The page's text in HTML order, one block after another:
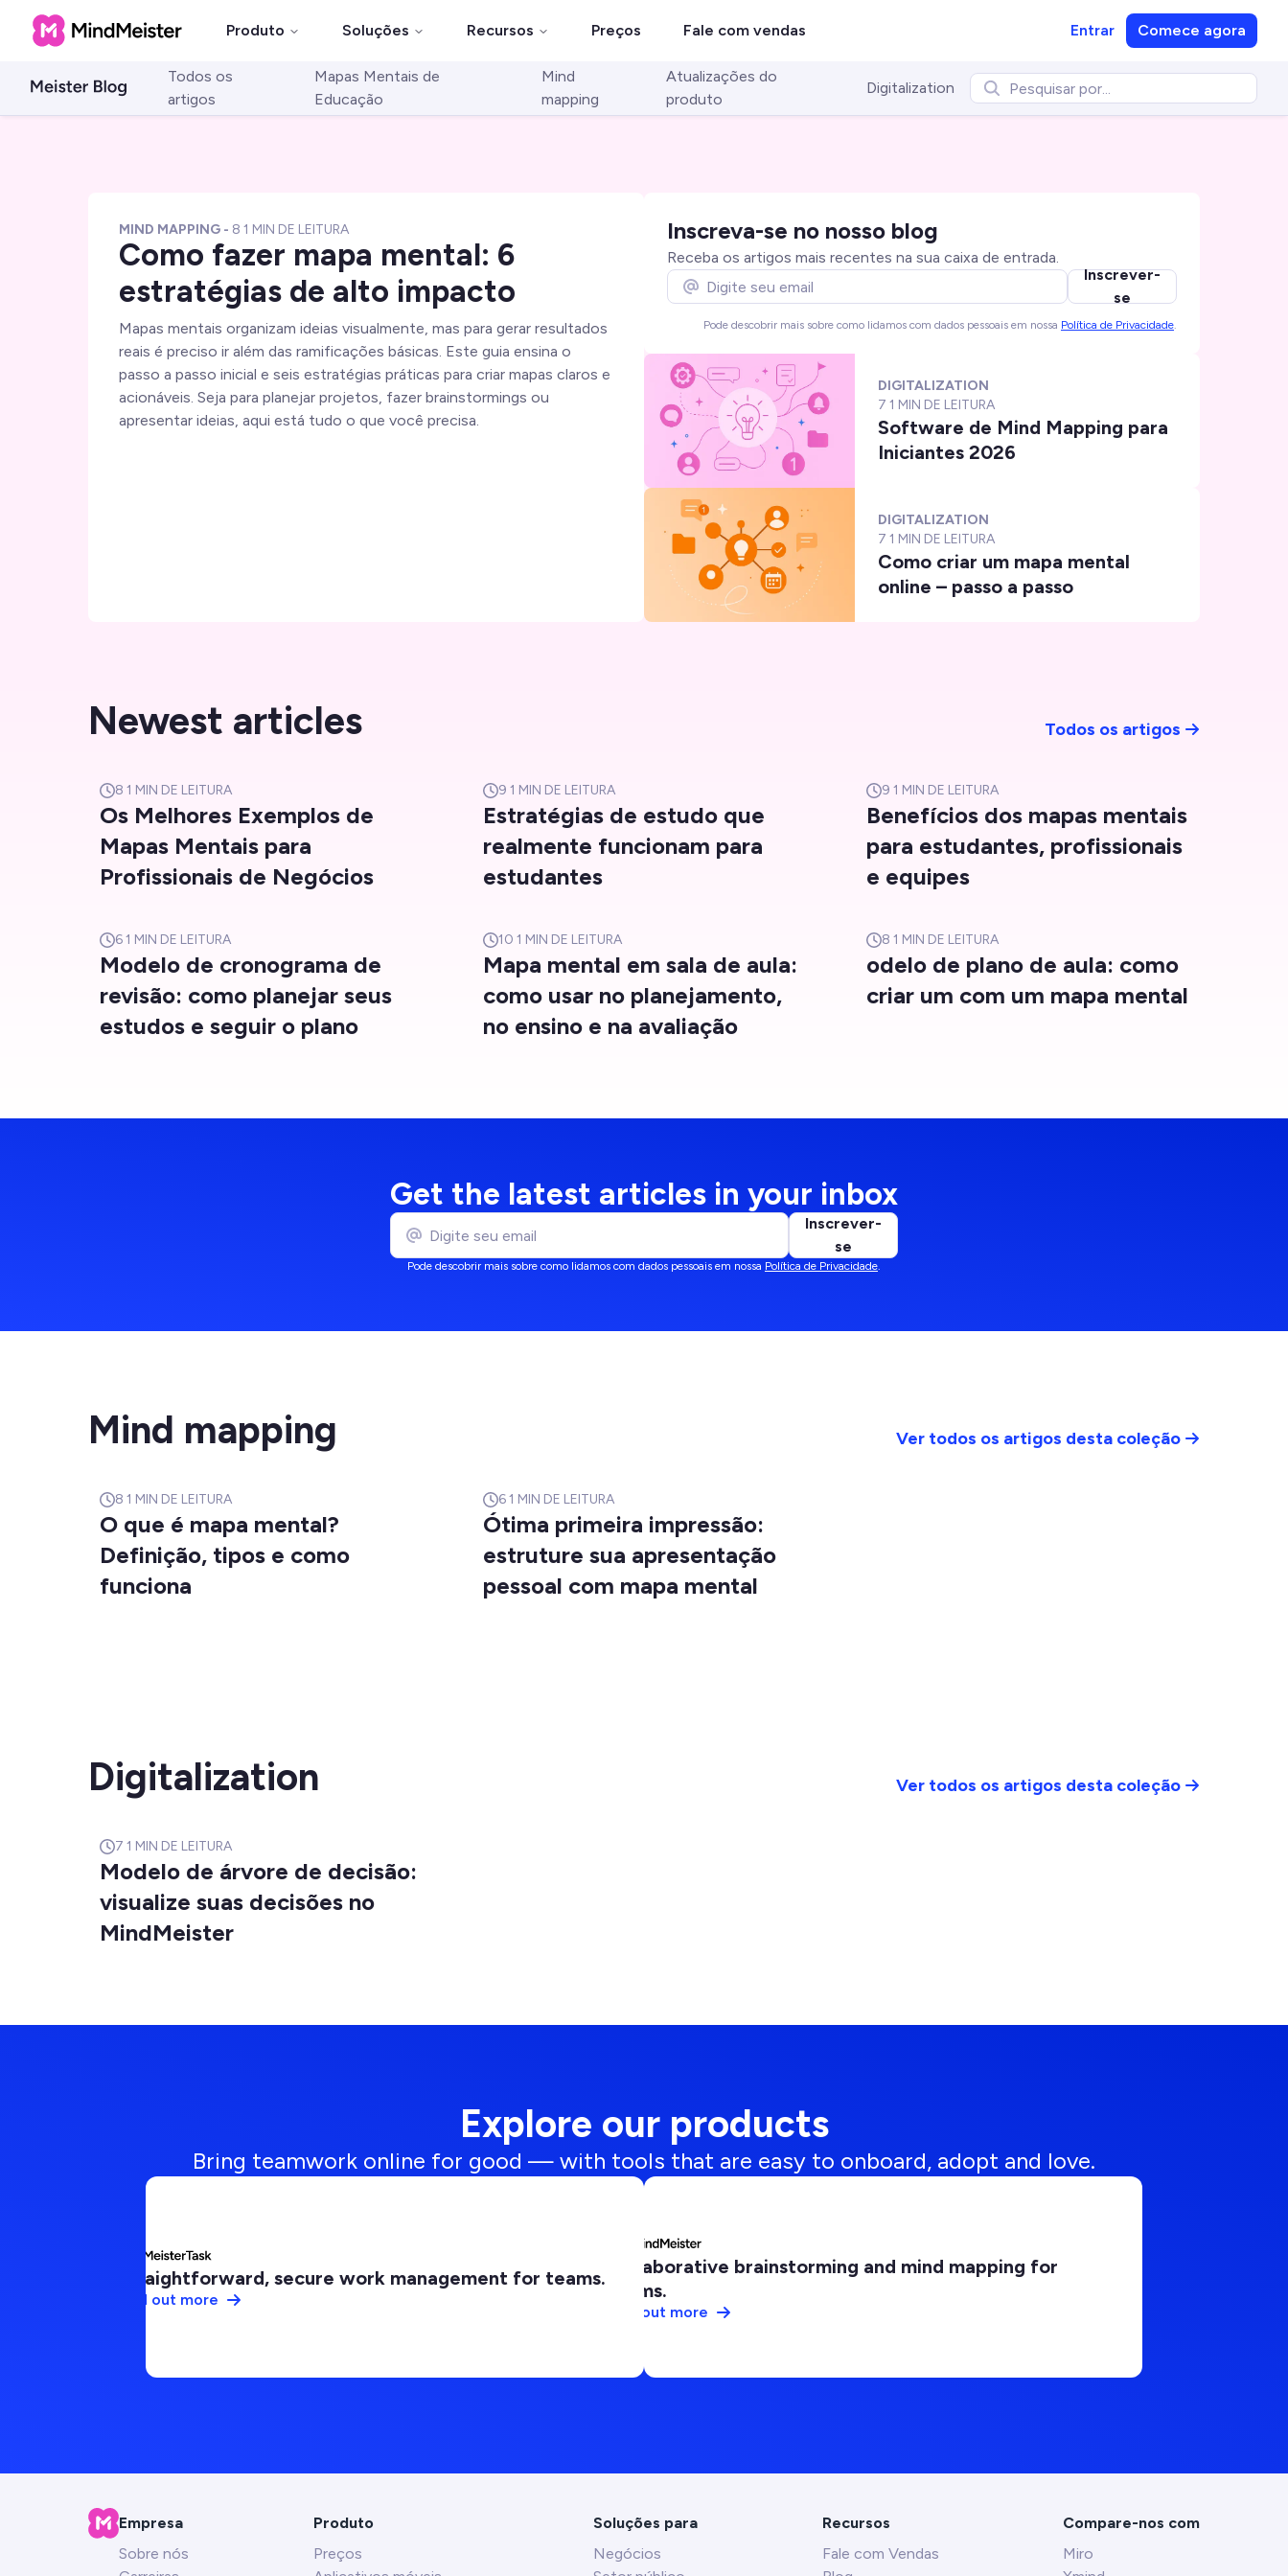
Produto Soluções Recursos Preços Fale com vendas Entrar Comece agora
Todos os
artigos
Mapas Mentais de
Educação
Mind
mapping
Atualizações do
produto
Digitalization
MIND MAPPING - 8 1 MIN DE LEITURA
Como fazer mapa mental: 6
estratégias de alto impacto
Mapas mentais organizam ideias visualmente, mas para gerar resultados
reais é preciso ir além das ramificações básicas. Este guia ensina o
passo a passo inicial e seis estratégias práticas para criar mapas claros e
acionáveis. Seja para planejar projetos, fazer brainstormings ou
apresentar ideias, aqui está tudo o que você precisa.
Inscreva-se no nosso blog
Receba os artigos mais recentes na sua caixa de entrada.
Inscrever-
se
Pode descobrir mais sobre como lidamos com dados pessoais em nossa Política de Privacidade.
DIGITALIZATION
7 1 MIN DE LEITURA
Software de Mind Mapping para
Iniciantes 2026
DIGITALIZATION
7 1 MIN DE LEITURA
Como criar um mapa mental
online – passo a passo
Newest articles Todos os artigos
8 1 MIN DE LEITURA
Os Melhores Exemplos de
Mapas Mentais para
Profissionais de Negócios
9 1 MIN DE LEITURA
Estratégias de estudo que
realmente funcionam para
estudantes
9 1 MIN DE LEITURA
Benefícios dos mapas mentais
para estudantes, profissionais
e equipes
61 MIN DE LEITURA
Modelo de cronograma de
revisão: como planejar seus
estudos e seguir o plano
10 1 MIN DE LEITURA
Mapa mental em sala de aula:
como usar no planejamento,
no ensino e na avaliação
8 1 MIN DE LEITURA
odelo de plano de aula: como
criar um com um mapa mental
Get the latest articles in your inbox
Inscrever-
se
Pode descobrir mais sobre como lidamos com dados pessoais em nossa Política de Privacidade.
Mind mapping Ver todos os artigos desta coleção
8 1 MIN DE LEITURA
O que é mapa mental?
Definição, tipos e como
funciona
61 MIN DE LEITURA
Ótima primeira impressão:
estruture sua apresentação
pessoal com mapa mental
Digitalization Ver todos os artigos desta coleção
7 1 MIN DE LEITURA
Modelo de árvore de decisão:
visualize suas decisões no
MindMeister
Explore our products
Bring teamwork online for good — with tools that are easy to onboard, adopt and love.
Straightforward, secure work management for teams.
Find out more
Collaborative brainstorming and mind mapping for
teams.
Find out more
Empresa
Sobre nós
Produto
Preços
Soluções para
Negócios
Recursos
Fale com Vendas
Compare-nos com
Miro